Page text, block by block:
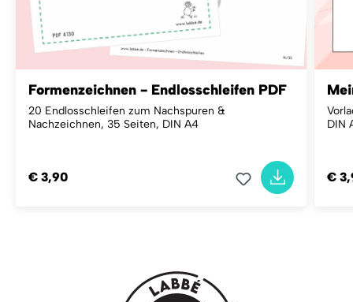
Formenzeichnen - Endlosschleifen PDF
20 Endlosschleifen zum Nachspuren &
Nachzeichnen, 35 Seiten, DIN A4
€ 3,90
DIN
€